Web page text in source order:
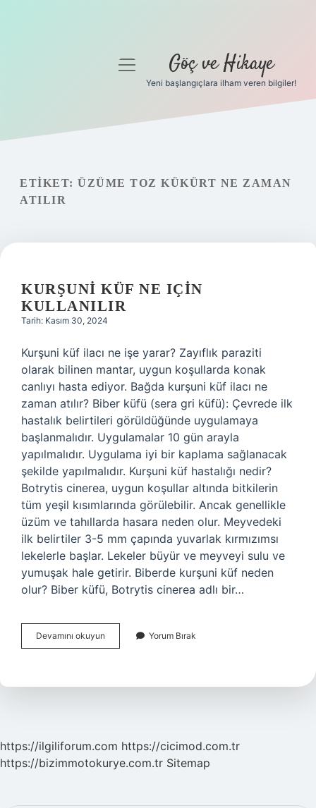
Gizlilik Politikası
Hakkımızda
menüyü
Göç ve Hikaye
Yeni başlangıçlara ilham veren bilgiler!
ETIKET: ÜZÜME TOZ KÜKÜRT NE ZAMAN
ATILIR
KURŞUNI KÜF NE IÇIN
KULLANILIR
Tarih: Kasım 30, 2024
Kurşuni küf ilacı ne işe yarar? Zayıflık paraziti
olarak bilinen mantar, uygun koşullarda konak
canlıyı hasta ediyor. Bağda kurşuni küf ilacı ne
zaman atılır? Biber küfü (sera gri küfü): Çevrede ilk
hastalık belirtileri görüldüğünde uygulamaya
başlanmalıdır. Uygulamalar 10 gün arayla
yapılmalıdır. Uygulama iyi bir kaplama sağlanacak
şekilde yapılmalıdır. Kurşuni küf hastalığı nedir?
Botrytis cinerea, uygun koşullar altında bitkilerin
tüm yeşil kısımlarında görülebilir. Ancak genellikle
üzüm ve tahıllarda hasara neden olur. Meyvedeki
ilk belirtiler 3-5 mm çapında yuvarlak kırmızımsı
lekelerle başlar. Lekeler büyür ve meyveyi sulu ve
yumuşak hale getirir. Biberde kurşuni küf neden
olur? Biber küfü, Botrytis cinerea adlı bir…
Devamını okuyun
Küf
Kullanılır
Yorum Bırak
https://ilgiliforum.com https://cicimod.com.tr
https://bizimmotokurye.com.tr Sitemap